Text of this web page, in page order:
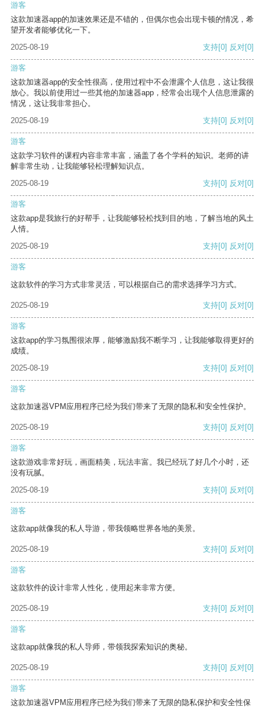
游客
这款加速器app的加速效果还是不错的，但偶尔也会出现卡顿的情况，希
望开发者能够优化一下。
2025-08-19
支持[0] 反对[0]
游客
这款加速器app的安全性很高，使用过程中不会泄露个人信息，这让我很
放心。我以前使用过一些其他的加速器app，经常会出现个人信息泄露的
情况，这让我非常担心。
2025-08-19
支持[0] 反对[0]
游客
这款学习软件的课程内容非常丰富，涵盖了各个学科的知识。老师的讲
解非常生动，让我能够轻松理解知识点。
2025-08-19
支持[0] 反对[0]
游客
这款app是我旅行的好帮手，让我能够轻松找到目的地，了解当地的风土
人情。
2025-08-19
支持[0] 反对[0]
游客
这款软件的学习方式非常灵活，可以根据自己的需求选择学习方式。
2025-08-19 支持[0] 反对[0]
游客
这款app的学习氛围很浓厚，能够激励我不断学习，让我能够取得更好的
成绩。
2025-08-19
支持[0] 反对[0]
游客
这款加速器VPM应用程序已经为我们带来了无限的隐私和安全性保护。
2025-08-19 支持[0] 反对[0]
游客
这款游戏非常好玩，画面精美，玩法丰富。我已经玩了好几个小时，还
没有玩腻。
2025-08-19
支持[0] 反对[0]
游客
这款app就像我的私人导游，带我领略世界各地的美景。
2025-08-19 支持[0] 反对[0]
游客
这款软件的设计非常人性化，使用起来非常方便。
2025-08-19 支持[0] 反对[0]
游客
这款app就像我的私人导师，带领我探索知识的奥秘。
2025-08-19 支持[0] 反对[0]
游客
这款加速器VPM应用程序已经为我们带来了无限的隐私保护和安全性保